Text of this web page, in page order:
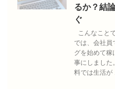
るか？結
ぐ
こんなこと
では、会社員
グを始めて稼
事にしまし
料では生活が